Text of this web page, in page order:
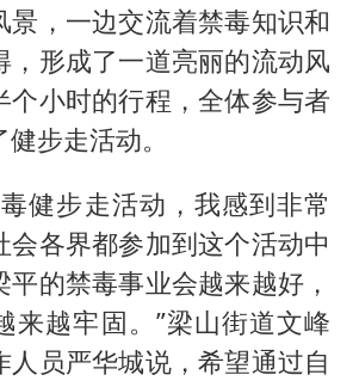
景，一边交流着禁毒知识和
，形成了一道亮丽的流动风
个小时的行程，全体参与者
步走活动。
健步走活动，我感到非常
会各界都参加到这个活动中
的禁毒事业会越来越好，
来越牢固。”梁山街道文峰
人员严华城说，希望通过自